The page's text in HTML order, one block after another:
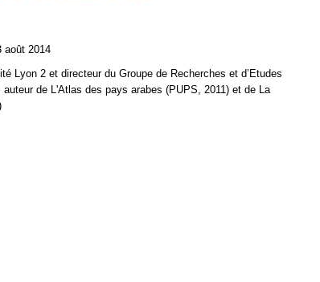
août 2014
Lyon 2 et directeur du Groupe de Recherches et d’Etudes
de L'Atlas des pays arabes (PUPS, 2011) et de La